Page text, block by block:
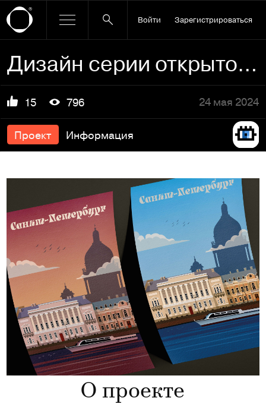
Войти Зарегистрироваться
Дизайн серии открыток "Санкт-Петербург"
15 796 24 мая 2024
Проект Информация
О проекте